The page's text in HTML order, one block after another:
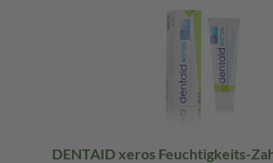
DENTAID xeros Feuchtigkeits-